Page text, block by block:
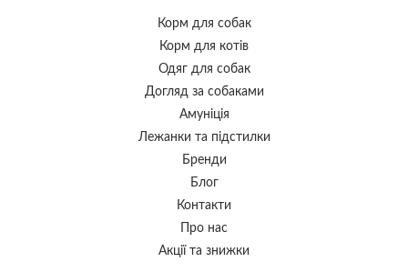
Корм для собак
Корм для котів
Одяг для собак
Догляд за собаками
Амуніція
Лежанки та підстилки
Бренди
Блог
Контакти
Про нас
Акції та знижки